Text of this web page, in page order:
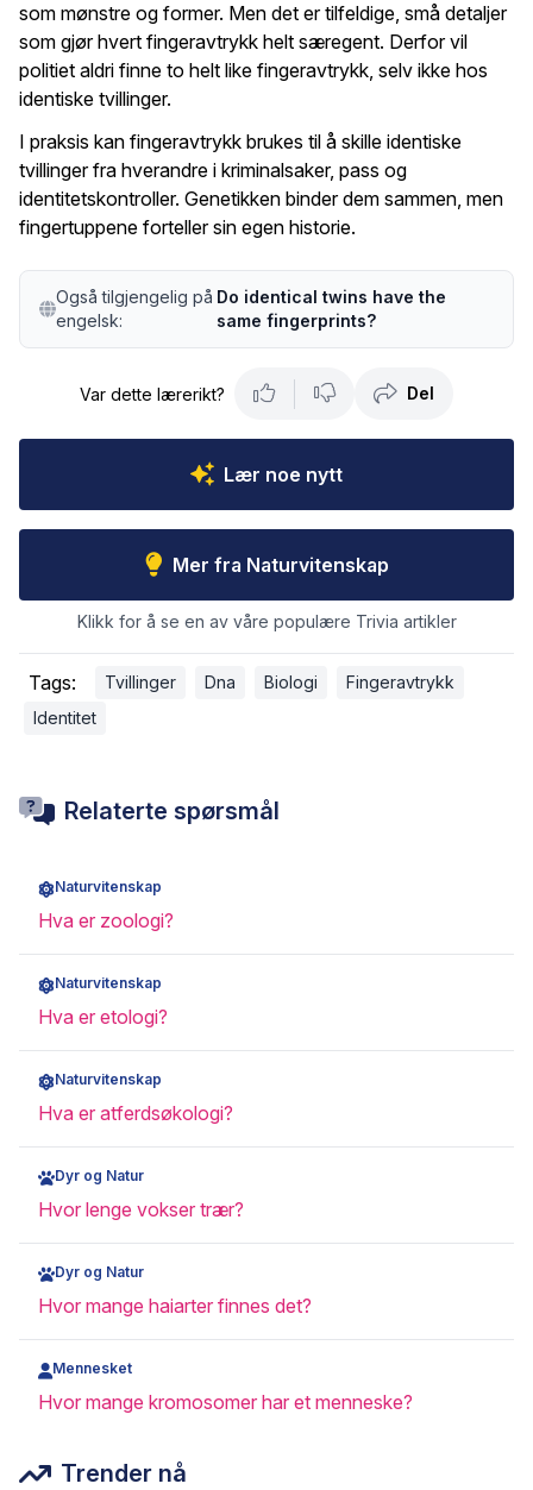
som mønstre og former. Men det er tilfeldige, små detaljer
som gjør hvert fingeravtrykk helt særegent. Derfor vil
politiet aldri finne to helt like fingeravtrykk, selv ikke hos
identiske tvillinger.
I praksis kan fingeravtrykk brukes til å skille identiske
tvillinger fra hverandre i kriminalsaker, pass og
identitetskontroller. Genetikken binder dem sammen, men
fingertuppene forteller sin egen historie.
Også tilgjengelig på
engelsk:
Do identical twins have the
same fingerprints?
Var dette lærerikt? Del
Lær noe nytt
Mer fra Naturvitenskap
Klikk for å se en av våre populære Trivia artikler
Tags: Tvillinger Dna Biologi
Fingeravtrykk
Identitet
Relaterte spørsmål
Naturvitenskap
Hva er zoologi?
Naturvitenskap
Hva er etologi?
Naturvitenskap
Hva er atferdsøkologi?
Dyr og Natur
Hvor lenge vokser trær?
Dyr og Natur
Hvor mange haiarter finnes det?
Mennesket
Hvor mange kromosomer har et menneske?
Trender nå